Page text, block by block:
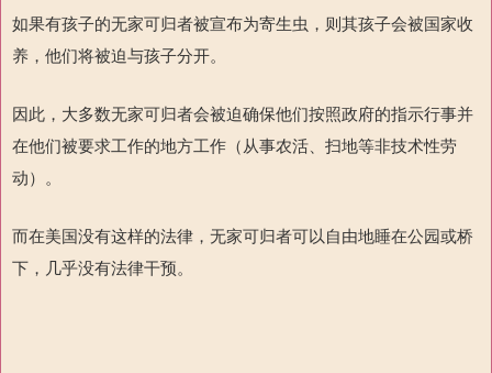
如果有孩子的无家可归者被宣布为寄生虫，则其孩子会被国家收
养，他们将被迫与孩子分开。
因此，大多数无家可归者会被迫确保他们按照政府的指示行事并
在他们被要求工作的地方工作（从事农活、扫地等非技术性劳
动）。
而在美国没有这样的法律，无家可归者可以自由地睡在公园或桥
下，几乎没有法律干预。